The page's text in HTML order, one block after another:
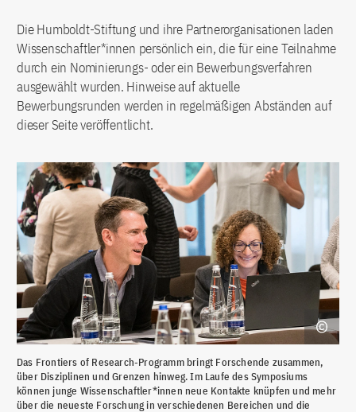
Die Humboldt-Stiftung und ihre Partnerorganisationen laden
Wissenschaftler*innen persönlich ein, die für eine Teilnahme
durch ein Nominierungs- oder ein Bewerbungsverfahren
ausgewählt wurden. Hinweise auf aktuelle
Bewerbungsrunden werden in regelmäßigen Abständen auf
dieser Seite veröffentlicht.
Das Frontiers of Research-Programm bringt Forschende zusammen,
über Disziplinen und Grenzen hinweg. Im Laufe des Symposiums
können junge Wissenschaftler*innen neue Kontakte knüpfen und mehr
über die neueste Forschung in verschiedenen Bereichen und die